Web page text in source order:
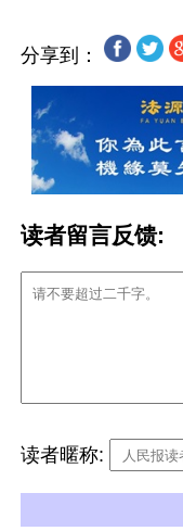
分享到：
读者留言反馈:
读者暱称: